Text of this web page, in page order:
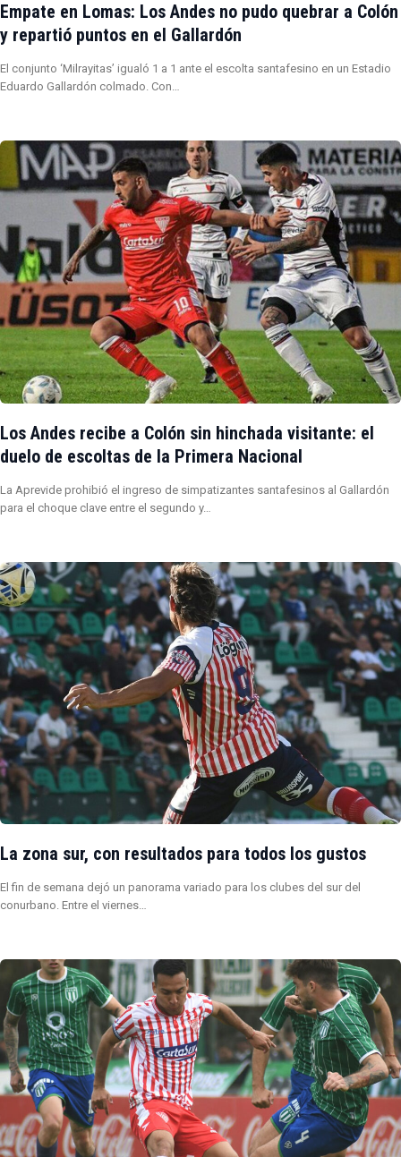
Empate en Lomas: Los Andes no pudo quebrar a Colón
y repartió puntos en el Gallardón
El conjunto ‘Milrayitas’ igualó 1 a 1 ante el escolta santafesino en un Estadio
Eduardo Gallardón colmado. Con…
Los Andes recibe a Colón sin hinchada visitante: el
duelo de escoltas de la Primera Nacional
La Aprevide prohibió el ingreso de simpatizantes santafesinos al Gallardón
para el choque clave entre el segundo y…
La zona sur, con resultados para todos los gustos
El fin de semana dejó un panorama variado para los clubes del sur del
conurbano. Entre el viernes…